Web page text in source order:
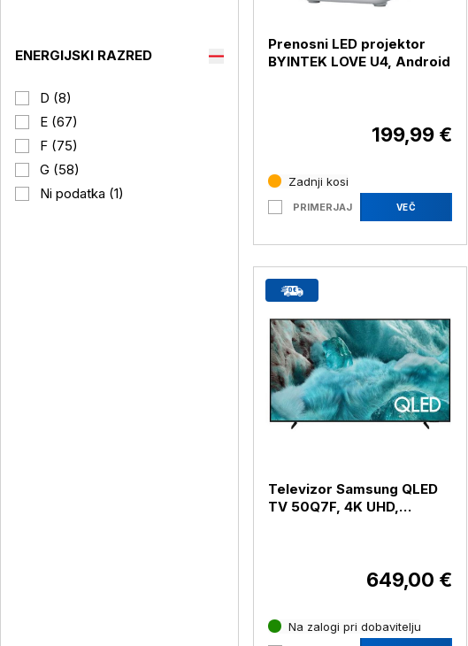
ENERGIJSKI RAZRED
D (8)
E (67)
F (75)
G (58)
Ni podatka (1)
Prenosni LED projektor
BYINTEK LOVE U4, Android
199,99 €
Zadnji kosi
PRIMERJAJ VEČ
Televizor Samsung QLED
TV 50Q7F, 4K UHD,
649,00 €
Na zalogi pri dobavitelju